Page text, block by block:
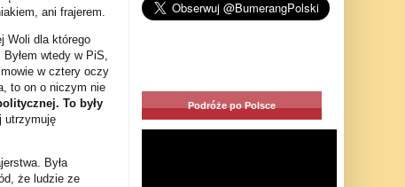
ani frajerem.
Woli dla którego
wtedy w PiS,
w cztery oczy
to on o niczym nie
To były
utrzymuję
Była
że ludzie ze
Podróże po Polsce